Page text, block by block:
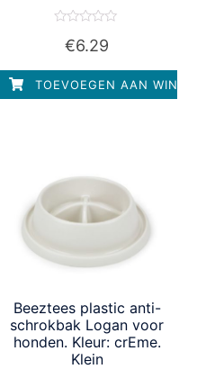
5
€6.29
TOEVOEGEN AAN
Beeztees plastic anti-
schrokbak Logan voor
honden. Kleur: crEme.
Klein